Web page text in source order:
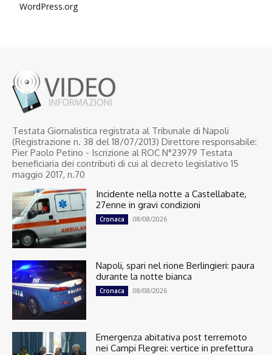
WordPress.org
Testata Giornalistica registrata al Tribunale di Napoli
(Registrazione n. 38 del 18/07/2013) Direttore responsabile:
Pier Paolo Petino - Iscrizione al ROC N°23979 Testata
beneficiaria dei contributi di cui al decreto legislativo 15
maggio 2017, n.70
Incidente nella notte a Castellabate,
27enne in gravi condizioni
Cronaca 08/08/2026
Napoli, spari nel rione Berlingieri: paura
durante la notte bianca
Cronaca 08/08/2026
Emergenza abitativa post terremoto
nei Campi Flegrei: vertice in prefettura